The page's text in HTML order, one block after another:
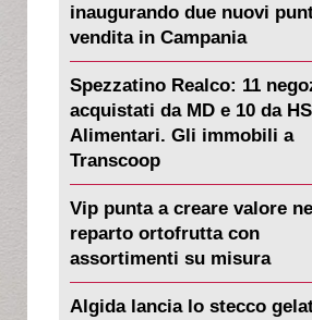
inaugurando due nuovi
vendita in Campania
Spezzatino Realco: 11
acquistati da MD e 10 da HS
Alimentari. Gli immobili a
Transcoop
Vip punta a creare valore nel
reparto ortofrutta con
assortimenti su misura
Algida lancia lo stecco